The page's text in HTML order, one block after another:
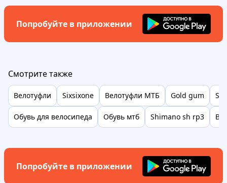
Попробуйте в приложении
Смотрите также
Велотуфли Sixsixone Велотуфли МТБ Gold gum
Обувь для велосипеда Обувь мтб Shimano sh rp3
Попробуйте в приложении